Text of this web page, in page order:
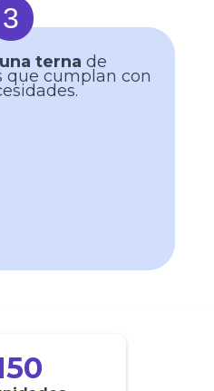
3
terna de
que cumplan con